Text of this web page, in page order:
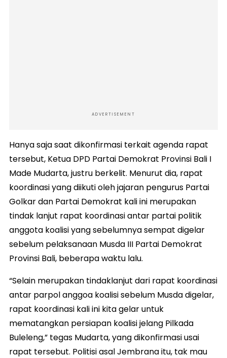
ADVERTISEMENT
Hanya saja saat dikonfirmasi terkait agenda rapat
tersebut, Ketua DPD Partai Demokrat Provinsi Bali I
Made Mudarta, justru berkelit. Menurut dia, rapat
koordinasi yang diikuti oleh jajaran pengurus Partai
Golkar dan Partai Demokrat kali ini merupakan
tindak lanjut rapat koordinasi antar partai politik
anggota koalisi yang sebelumnya sempat digelar
sebelum pelaksanaan Musda III Partai Demokrat
Provinsi Bali, beberapa waktu lalu.
“Selain merupakan tindaklanjut dari rapat koordinasi
antar parpol anggoa koalisi sebelum Musda digelar,
rapat koordinasi kali ini kita gelar untuk
mematangkan persiapan koalisi jelang Pilkada
Buleleng,” tegas Mudarta, yang dikonfirmasi usai
rapat tersebut. Politisi asal Jembrana itu, tak mau